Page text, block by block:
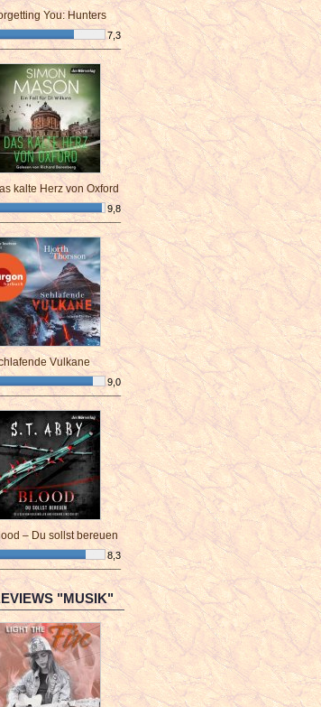
You: Hunters
7,3
kalte Herz von Oxford
9,8
Vulkane
9,0
– Du sollst bereuen
8,3
"MUSIK"